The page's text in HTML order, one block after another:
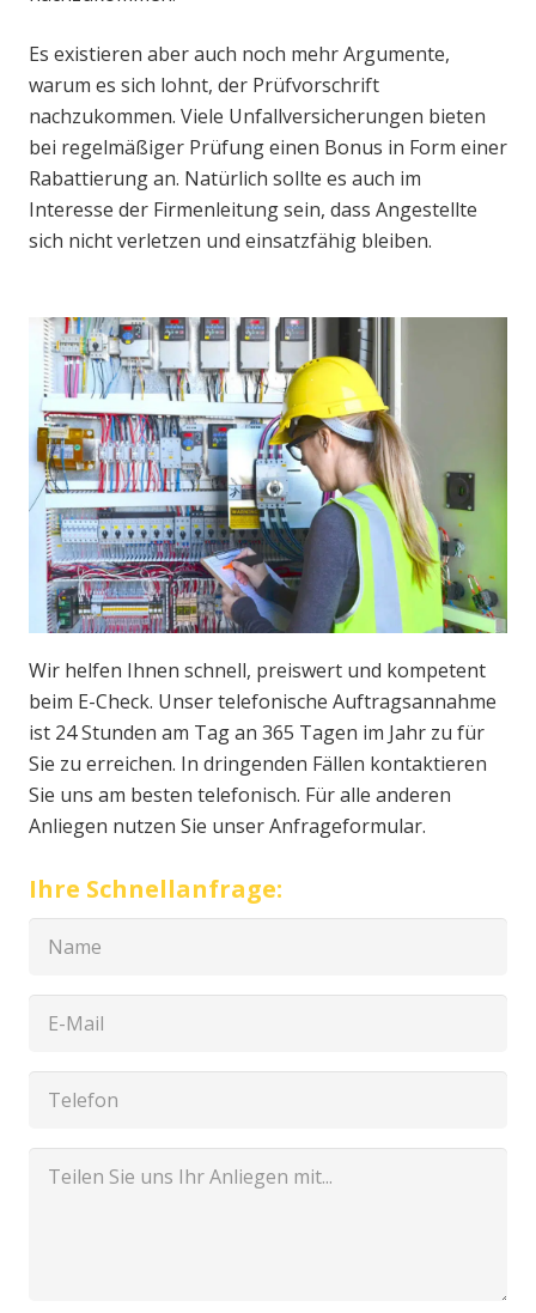
Es existieren aber auch noch mehr Argumente,
warum es sich lohnt, der Prüfvorschrift
nachzukommen. Viele Unfallversicherungen bieten
bei regelmäßiger Prüfung einen Bonus in Form einer
Rabattierung an. Natürlich sollte es auch im
Interesse der Firmenleitung sein, dass Angestellte
sich nicht verletzen und einsatzfähig bleiben.
Wir helfen Ihnen schnell, preiswert und kompetent
beim E-Check. Unser telefonische Auftragsannahme
ist 24 Stunden am Tag an 365 Tagen im Jahr zu für
Sie zu erreichen. In dringenden Fällen kontaktieren
Sie uns am besten telefonisch. Für alle anderen
Anliegen nutzen Sie unser Anfrageformular.
Ihre Schnellanfrage: